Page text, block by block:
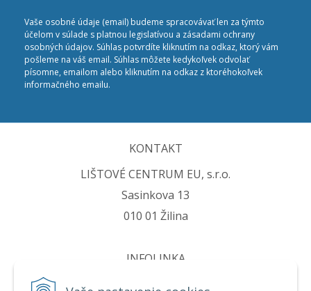
Vaše osobné údaje (email) budeme spracovávať len za týmto
účelom v súlade s platnou legislatívou a zásadami ochrany
osobných údajov. Súhlas potvrdíte kliknutím na odkaz, ktorý vám
pošleme na váš email. Súhlas môžete kedykoľvek odvolať
písomne, emailom alebo kliknutím na odkaz z ktoréhokoľvek
informačného emailu.
KONTAKT
LIŠTOVÉ CENTRUM EU, s.r.o.
Sasinkova 13
010 01 Žilina
INFOLINKA
Tel.: +421 905 396 406